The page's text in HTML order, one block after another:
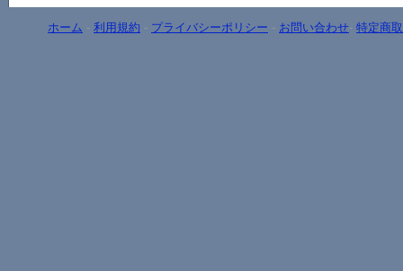
ホーム - 利用規約 - プライバシーポリシー - お問い合わせ- 特定商